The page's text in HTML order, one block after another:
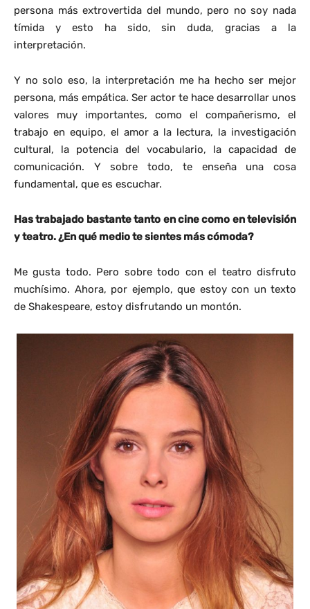
persona más extrovertida del mundo, pero no soy nada
tímida y esto ha sido, sin duda, gracias a la
interpretación.
Y no solo eso, la interpretación me ha hecho ser mejor
persona, más empática. Ser actor te hace desarrollar unos
valores muy importantes, como el compañerismo, el
trabajo en equipo, el amor a la lectura, la investigación
cultural, la potencia del vocabulario, la capacidad de
comunicación. Y sobre todo, te enseña una cosa
fundamental, que es escuchar.
Has trabajado bastante tanto en cine como en televisión
y teatro. ¿En qué medio te sientes más cómoda?
Me gusta todo. Pero sobre todo con el teatro disfruto
muchísimo. Ahora, por ejemplo, que estoy con un texto
de Shakespeare, estoy disfrutando un montón.